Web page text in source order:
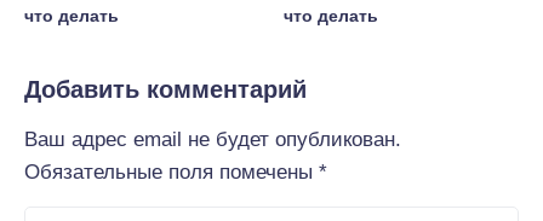
что делать
что делать
Добавить комментарий
Ваш адрес email не будет опубликован.
Обязательные поля помечены *